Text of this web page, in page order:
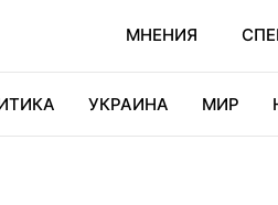
МНЕНИЯ
УКРАИНА МИР